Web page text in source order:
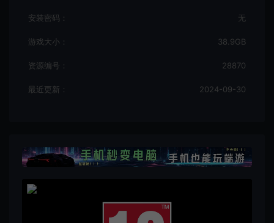
安装密码： 无
游戏大小： 38.9GB
资源编号： 28870
最近更新： 2024-09-30